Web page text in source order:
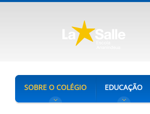
SOBRE O COLÉGIO EDUCAÇÃO